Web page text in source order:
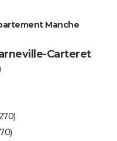
Manche
Carteret